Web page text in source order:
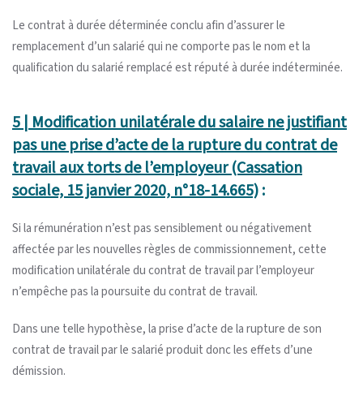
Le contrat à durée déterminée conclu afin d’assurer le
remplacement d’un salarié qui ne comporte pas le nom et la
qualification du salarié remplacé est réputé à durée indéterminée.
5 | Modification unilatérale du salaire ne justifiant
pas une prise d’acte de la rupture du contrat de
travail aux torts de l’employeur (Cassation
sociale, 15 janvier 2020, n°18-14.665):
Si la rémunération n’est pas sensiblement ou négativement
affectée par les nouvelles règles de commissionnement, cette
modification unilatérale du contrat de travail par l’employeur
n’empêche pas la poursuite du contrat de travail.
Dans une telle hypothèse, la prise d’acte de la rupture de son
contrat de travail par le salarié produit donc les effets d’une
démission.